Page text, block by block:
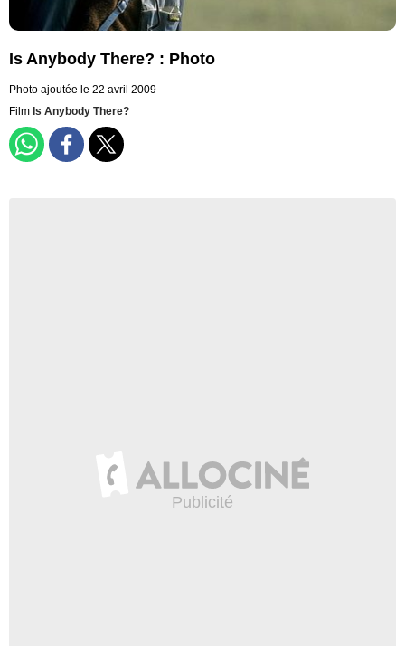
Is Anybody There? : Photo
Photo ajoutée le 22 avril 2009
Film Is Anybody There?